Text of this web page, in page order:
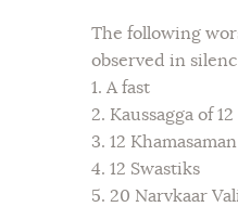
The following
observed in
1. A fast
2. Kaussagga of 12
3. 12 Khamasaman
4. 12 Swastiks
5. 20 Narvkaar